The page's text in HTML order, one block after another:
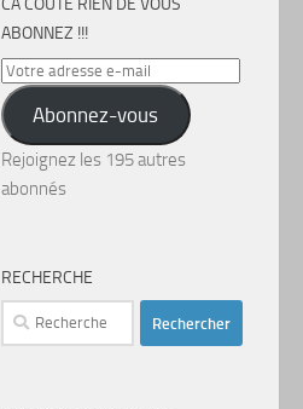
CA COÛTE RIEN DE VOUS
ABONNEZ !!!
Votre
adresse
e-
mail
Abonnez-vous
Rejoignez les 195 autres
abonnés
RECHERCHE
Rechercher :